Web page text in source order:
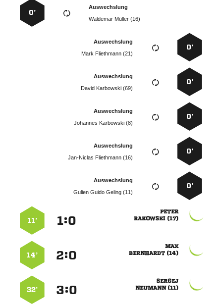
Auswechslung
  
0’
0’
Auswechslung
  
0’
Auswechslung
  
0’
Auswechslung
  
0’
Auswechslung
  
0’
Auswechslung
   

 
:
11’

 
:
14’

 
:
32’